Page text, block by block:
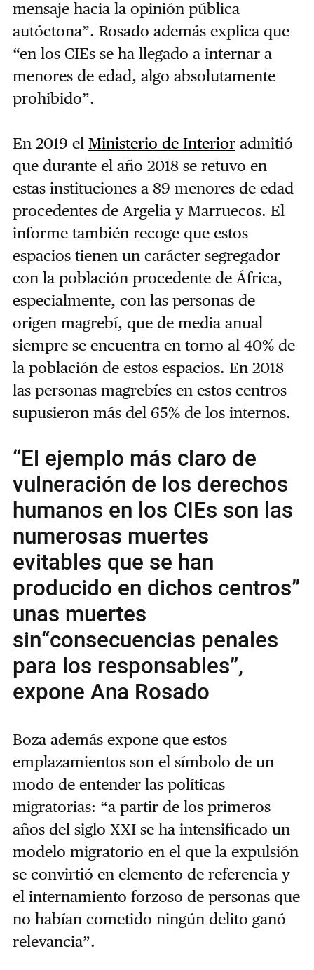
mensaje hacia la opinión pública
autóctona”. Rosado además explica que
“en los CIEs se ha llegado a internar a
menores de edad, algo absolutamente
prohibido”.
En 2019 el Ministerio de Interioradmitió
que durante el año 2018 se retuvo en
estas instituciones a 89 menores de edad
procedentes de Argelia y Marruecos. El
informe también recoge que estos
espacios tienen un carácter segregador
con la población procedente de África,
especialmente, con las personas de
origen magrebí, que de media anual
siempre se encuentra en torno al 40% de
la población de estos espacios. En 2018
las personas magrebíes en estos centros
supusieron más del 65% de los internos.
“El ejemplo más claro de
vulneración de los derechos
humanos en los CIEs son las
numerosas muertes
evitables que se han
producido en dichos centros”
unas muertes
sin“consecuencias penales
para los responsables”,
expone Ana Rosado
Boza además expone que estos
emplazamientos son el símbolo de un
modo de entender las políticas
migratorias: “a partir de los primeros
años del siglo XXI se ha intensificado un
modelo migratorio en el que la expulsión
se convirtió en elemento de referencia y
el internamiento forzoso de personas que
no habían cometido ningún delito ganó
relevancia”.